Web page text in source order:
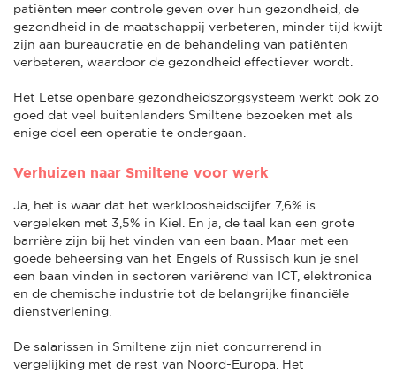
patiënten meer controle geven over hun gezondheid, de
gezondheid in de maatschappij verbeteren, minder tijd kwijt
zijn aan bureaucratie en de behandeling van patiënten
verbeteren, waardoor de gezondheid effectiever wordt.
Het Letse openbare gezondheidszorgsysteem werkt ook zo
goed dat veel buitenlanders Smiltene bezoeken met als
enige doel een operatie te ondergaan.
Verhuizen naar Smiltene voor werk
Ja, het is waar dat het werkloosheidscijfer 7,6% is
vergeleken met 3,5% in Kiel. En ja, de taal kan een grote
barrière zijn bij het vinden van een baan. Maar met een
goede beheersing van het Engels of Russisch kun je snel
een baan vinden in sectoren variërend van ICT, elektronica
en de chemische industrie tot de belangrijke financiële
dienstverlening.
De salarissen in Smiltene zijn niet concurrerend in
vergelijking met de rest van Noord-Europa. Het